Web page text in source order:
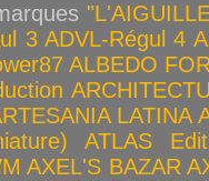
3 ADVL-Régul 4
ALBEDO
LATINA
ATLAS
AXEL'S BAZAR